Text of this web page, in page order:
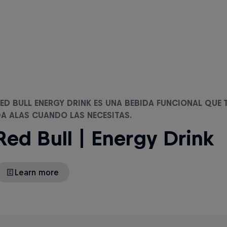
BULL ENERGY DRINK ES UNA BEBIDA FUNCIONAL QUE
ALAS CUANDO LAS NECESITAS.
Bull | Energy Drink
Learn more